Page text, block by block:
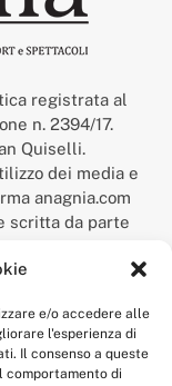
e/o accedere alle
l'esperienza di
Il consenso a queste
comportamento di
registrata al
n. 2394/17.
Quiselli.
dei media e
anagnia.com
scritta da parte
l’Ufficio Italiano
9 febbraio 2017.